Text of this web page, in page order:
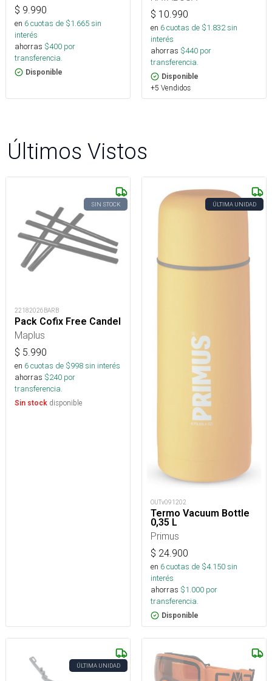
$ 9.990
en 6cuotas de $1.665sin
interés
ahorras $400 por
transferencia.
Disponible
$ 10.990
en 6cuotas de $1.832sin
interés
ahorras $440 por
transferencia.
Disponible
+5 Vendidos
Últimos Vistos
SIN STOCK
22182026BARB
Pack Cofix Free Candel
Maplus
$ 5.990
en 6cuotas de $998sin interés
ahorras $240 por
transferencia.
Sin stock disponible
ÚLTIMA UNIDAD
OUTv091202
Termo Vacuum Bottle
0,35 L
Primus
$ 24.900
en 6cuotas de $4.150sin
interés
ahorras $1.000 por
transferencia.
Disponible
ÚLTIMA UNIDAD